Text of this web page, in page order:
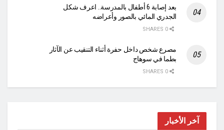
بعد إصابة 6 أطفال بالمدرسة.. اعرف شكل
الجدري المائي بالصور وأعراضه
مصرع شخص داخل حفرة أثناء التنقيب عن الآثار
بطما في سوهاج
آخر الأخبار